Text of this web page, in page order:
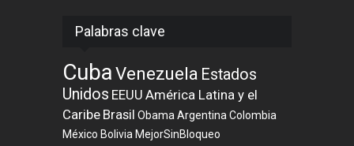
Palabras clave
CubaVenezuela Estados
Unidos EEUU América Latina y el
Caribe Brasil ObamaArgentinaColombia
México Bolivia MejorSinBloqueo